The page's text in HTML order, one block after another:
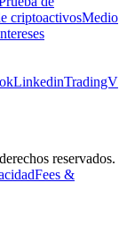
criptoactivosMedio
LinkedinTradingV
reservados.
Fees &